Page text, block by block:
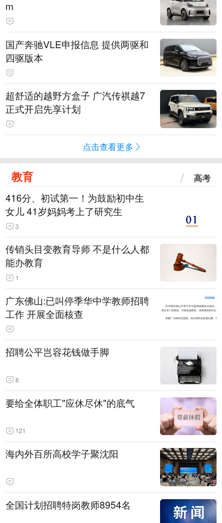
m
国产奔驰VLE申报信息 提供两驱和
四驱版本
超舒适的越野方盒子 广汽传祺越7
正式开启先享计划
点击查看更多
教育 高考
416分、初试第一！为鼓励初中生
女儿 41岁妈妈考上了研究生
3
传销头目变教育导师 不是什么人都
能办教育
1
广东佛山:已叫停季华中学教师招聘
工作 开展全面核查
招聘公平岂容花钱做手脚
8
要给全体职工"应休尽休"的底气
121
海内外百所高校学子聚沈阳
全国计划招聘特岗教师8954名